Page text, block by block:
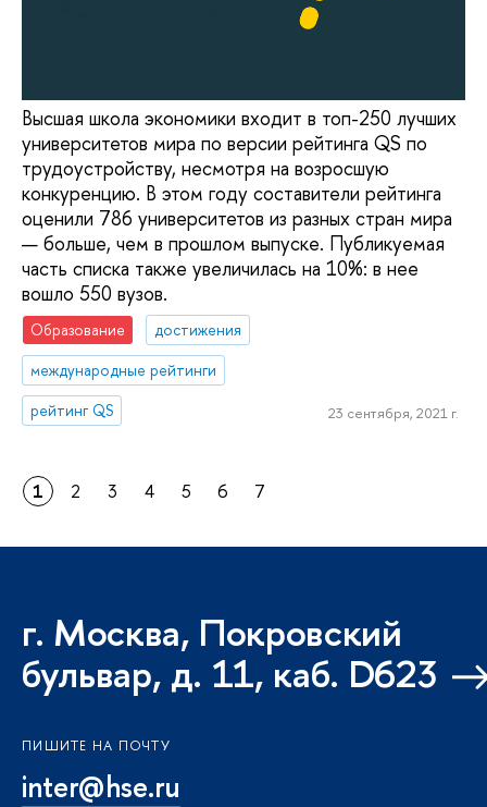
Высшая школа экономики входит в топ-250 лучших
университетов мира по версии рейтинга QS по
трудоустройству, несмотря на возросшую
конкуренцию. В этом году составители рейтинга
оценили 786 университетов из разных стран мира
— больше, чем в прошлом выпуске. Публикуемая
часть списка также увеличилась на 10%: в нее
вошло 550 вузов.
Образование
достижения
международные рейтинги
рейтинг QS
23 сентября, 2021 г.
1 2 3 4 5 6 7
г. Москва, Покровский
бульвар, д. 11, каб. D623
ПИШИТЕ НА ПОЧТУ
inter@hse.ru